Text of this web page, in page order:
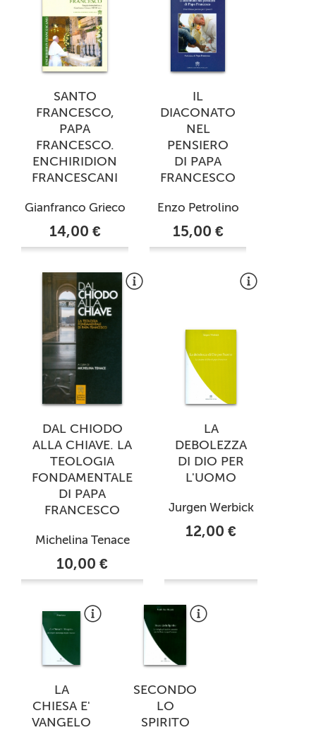
SANTO
FRANCESCO,
PAPA
FRANCESCO.
ENCHIRIDION
FRANCESCANI
Gianfranco Grieco
14,00 €
IL
DIACONATO
NEL
PENSIERO
DI PAPA
FRANCESCO
Enzo Petrolino
15,00 €
DAL CHIODO
ALLA CHIAVE. LA
TEOLOGIA
FONDAMENTALE
DI PAPA
FRANCESCO
Michelina Tenace
10,00 €
LA
DEBOLEZZA
DI DIO PER
L'UOMO
Jurgen Werbick
12,00 €
LA
CHIESA E'
VANGELO
SECONDO
LO
SPIRITO